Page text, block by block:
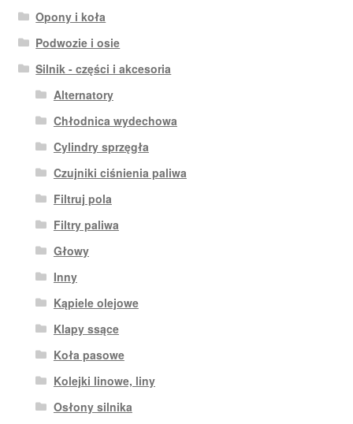
Opony i koła
Podwozie i osie
Silnik - części i akcesoria
Alternatory
Chłodnica wydechowa
Cylindry sprzęgła
Czujniki ciśnienia paliwa
Filtruj pola
Filtry paliwa
Głowy
Inny
Kąpiele olejowe
Klapy ssące
Koła pasowe
Kolejki linowe, liny
Osłony silnika